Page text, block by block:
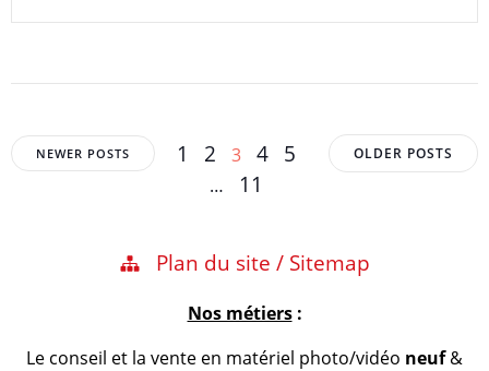
Posts
navigation
NEWER POSTS
Posts
navigation
Page
1 Page
2 Page
3 Page
4 Page
5
… Page
11
Posts
navigation
OLDER POSTS
Plan du site / Sitemap
Nos métiers:
Le conseil et la vente en matériel photo/vidéo neuf&